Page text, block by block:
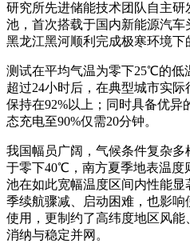
研究所先进储能技术团队自主
池，首次搭载于国内新能源汽
黑龙江黑河顺利完成极寒环境下
测试在平均气温为零下25℃的低
超过24小时后，在典型城市实
保持在92%以上；同时具备优异
态充电至90%仅需20分钟。
我国幅员广阔，气候条件复杂
于零下40℃，南方夏季地表温
池在如此宽幅温度区间内性能
季续航骤减、启动困难，也影
使用，更制约了高纬度地区风
消纳与稳定并网。